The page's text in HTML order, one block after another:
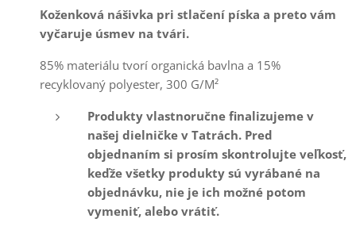
Koženková nášivka pri stlačení píska a preto vám
vyčaruje úsmev na tvári.
85% materiálu tvorí organická bavlna a 15%
recyklovaný polyester, 300 G/M²
Produkty vlastnoručne finalizujeme v
našej dielničke v Tatrách. Pred
objednaním si prosím skontrolujte veľkosť,
keďže všetky produkty sú vyrábané na
objednávku, nie je ich možné potom
vymeniť, alebo vrátiť.